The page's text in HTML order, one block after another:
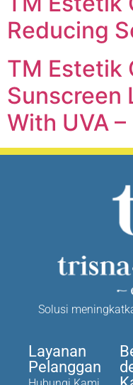
Reducing
TM Estetik
Sunscreen
With UVA
Solusi
Layanan
Pelanggan